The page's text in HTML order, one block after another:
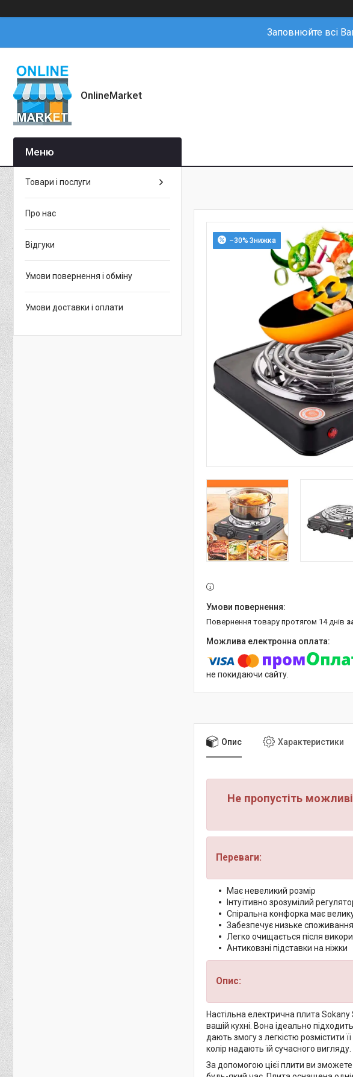
Заповнюйте всі
OnlineMarket
–30%
повернення товару протягом 14 днів
не покидаючи сайту.
Опис Характеристики
Не пропустіть
Переваги:
Має невеликий розмір
Інтуїтивно зрозумілий
Спіральна конфорка має
Забезпечує низьке споживання
Легко очищається після
Антиковзні підставки на ніжки
Опис:
Настільна електрична плита
вашій кухні. Вона ідеально
дають змогу з легкістю розмістити
колір надають їй сучасного вигляду.
За допомогою цієї плити ви зможете
Товари і послуги
Про нас
Відгуки
Умови повернення і обміну
Умови доставки і оплати